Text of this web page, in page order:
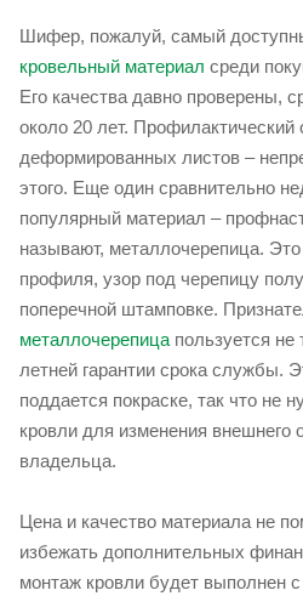
Шифер, пожалуй, самый
кровельный материал среди
Его качества давно проверены,
около 20 лет. Профилактический
деформированных листов –
этого. Еще один сравнительно
популярный материал –
называют, металлочерепица. Это
профиля, узор под черепицу
поперечной штамповке.
металлочерепица пользуется не
летней гарантии срока службы.
поддается покраске, так что не
кровли для изменения внешнего
владельца.
Цена и качество материала не
избежать дополнительных
монтаж кровли будет выполнен